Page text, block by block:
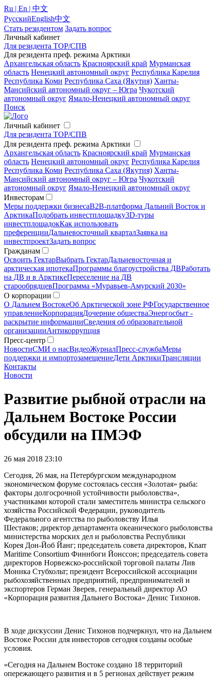
Ru | En | 中文
РусскийEnglish中文
Стать резидентом Задать вопрос
Личный кабинет
Для резидента ТОР/СПВ
Для резидента преф. режима Арктики
Архангельская область Красноярский край Мурманская
область Ненецкий автономный округ Республика Карелия
Республика Коми Республика Саха (Якутия) Ханты-
Мансийский автономный округ – Югра Чукотский
автономный округ Ямало-Ненецкий автономный округ
Поиск
Личный кабинет
Для резидента ТОР/СПВ
Для резидента преф. режима Арктики
Архангельская область Красноярский край Мурманская
область Ненецкий автономный округ Республика Карелия
Республика Коми Республика Саха (Якутия) Ханты-
Мансийский автономный округ – Югра Чукотский
автономный округ Ямало-Ненецкий автономный округ
Инвесторам
Меры поддержки бизнесаB2B-платформа Дальний Восток и
АрктикаПодобрать инвестплощадку3D-туры
инвестплощадокКак использовать
преференцииДальневосточный кварталЗаявка на
инвестпроектЗадать вопрос
Гражданам
Освоить ГектарВыбрать ГектарДальневосточная и
арктическая ипотекаПрограммы благоустройства ДВРаботать
на ДВ и в АрктикеПереселение на ДВ
старообрядцевПрограмма «Муравьев-Амурский 2030»
О корпорации
О Дальнем ВостокеОб Арктической зоне РФГосударственное
управлениеКорпорацияДочерние обществаЭнергосбыт -
раскрытие информацииСведения об образовательной
организацииАнтикоррупция
Пресс-центр
НовостиСМИ о насВидеоЖурналПресс-службаМеры
поддержки и импортозамещениеДети АрктикиТрансляции
Контакты
Новости
Развитие рыбной отрасли на
Дальнем Востоке России
обсудили на ПМЭФ
26 мая 2018 23:10
Сегодня, 26 мая, на Петербургском международном
экономическом форуме состоялась сессия «Золотая» рыба:
факторы долгосрочной устойчивости рыболовства»,
участниками которой стали заместитель министра сельского
хозяйства Российской Федерации, руководитель
Федерального агентства по рыболовству Илья
Шестаков; директор департамента океанического рыболовства
министерства морских дел и рыболовства Республики
Корея Дон-Йоб Йанг; председатель совета директоров, Knarr
Maritime Consortium Финнбоги Йонссон; председатель совета
директоров Норвежско-российской торговой палаты Лив
Моника Стубхольт; президент Всероссийской ассоциации
рыбохозяйственных предприятий, предпринимателей и
экспортеров Герман Зверев, генеральный директор АО
«Корпорация развития Дальнего Востока» Денис Тихонов.
В ходе дискуссии Денис Тихонов подчеркнул, что на Дальнем
Востоке России для инвесторов сегодня созданы особые
условия.
«Сегодня на Дальнем Востоке создано 18 территорий
опережающего развития и в 5 регионах действует режим